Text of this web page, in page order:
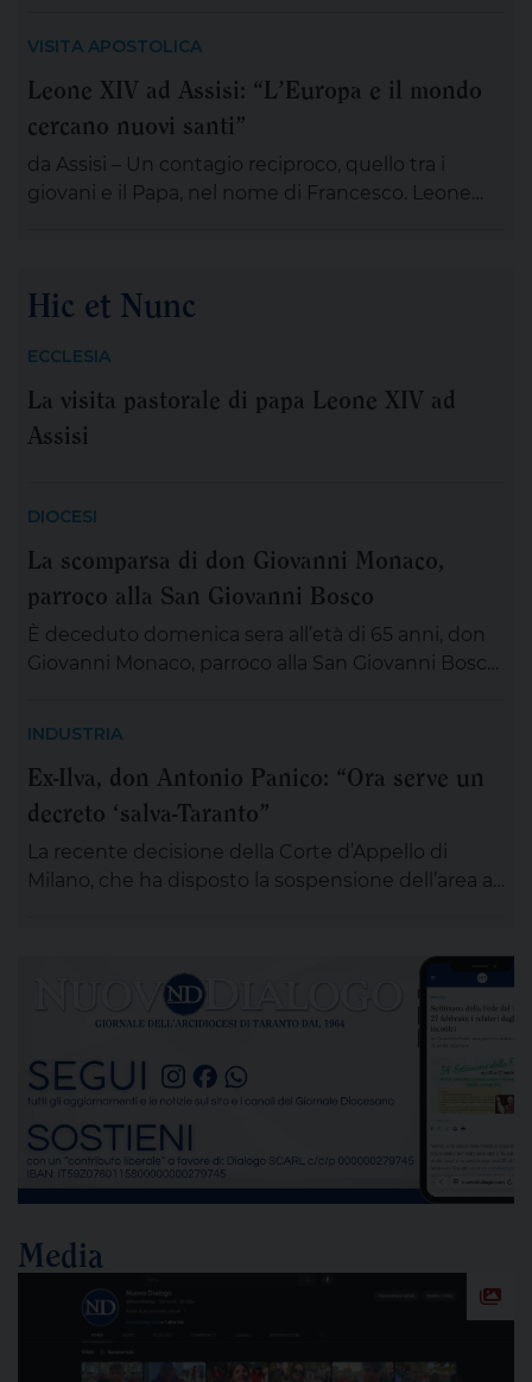
prende spazio, le certezze si incrinano e perfino
ciò che potrebbe salvarci appare minaccioso.
VISITA APOSTOLICA
Leone XIV ad Assisi: “L’Europa e il mondo
cercano nuovi santi”
da Assisi – Un contagio reciproco, quello tra i
giovani e il Papa, nel nome di Francesco. Leone
“popolo giovane” proveniente dal nostro
credenti, tra […]
Hic et Nunc
ECCLESIA
La visita pastorale di papa Leone XIV ad
Assisi
DIOCESI
La scomparsa di don Giovanni Monaco,
parroco alla San Giovanni Bosco
È deceduto domenica sera all’età di 65 anni, don
Giovanni Monaco, parroco alla San Giovanni Bosco.
preghiera e rendergli un ultimo saluto. Alle ore 20
ci si ritroverà come Comunità educativa pastorale
INDUSTRIA
Ex-Ilva, don Antonio Panico: “Ora serve un
decreto ‘salva-Taranto”
La recente decisione della Corte d’Appello di
Milano, che ha disposto la sospensione dell’area a
alla completa bonifica dell’amianto e alla riduzione
delle emissioni di polveri sottili, rappresenta un
passaggio destinato a segnare la lunga vicenda
dello stabilimento siderurgico. Una pronuncia che
[…]
Media